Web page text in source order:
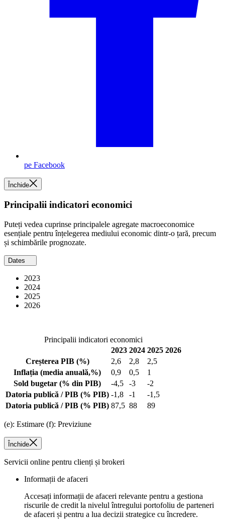
pe Facebook
Închide
Principalii indicatori economici
Puteți vedea cuprinse principalele agregate macroeconomice
esențiale pentru înțelegerea mediului economic dintr-o țară, precum
și schimbările prognozate.
Dates
2023
2024
2025
2026
Principalii indicatori economici
2023 2024 2025 2026
Creșterea PIB (%) 2,6 2,8
2,5
Inflația (media anuală,%) 0,9 0,5
1
Sold bugetar (% din PIB) -4,5 -3
-2
Datoria publică / PIB (% PIB) -1,8 -1
-1,5
Datoria publică / PIB (% PIB) 87,5 88 89
(e): Estimare (f): Previziune
Închide
Servicii online pentru clienți și brokeri
Informații de afaceri
Accesați informații de afaceri relevante pentru a gestiona
riscurile de credit la nivelul întregului portofoliu de parteneri
de afaceri și pentru a lua decizii strategice cu încredere.